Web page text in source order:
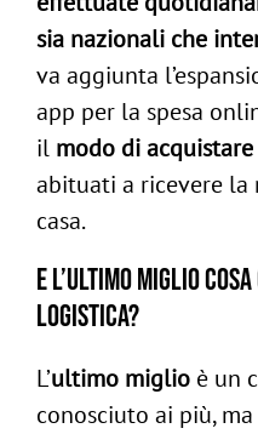
sia nazionali che
va aggiunta
app per la spesa
il modo di acquistare
abituati a ricevere
casa.
E l’ultimo miglio
logistica?
L’ultimo miglio è un
conosciuto ai più,